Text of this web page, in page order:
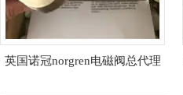
英国诺冠norgren电磁阀总代理